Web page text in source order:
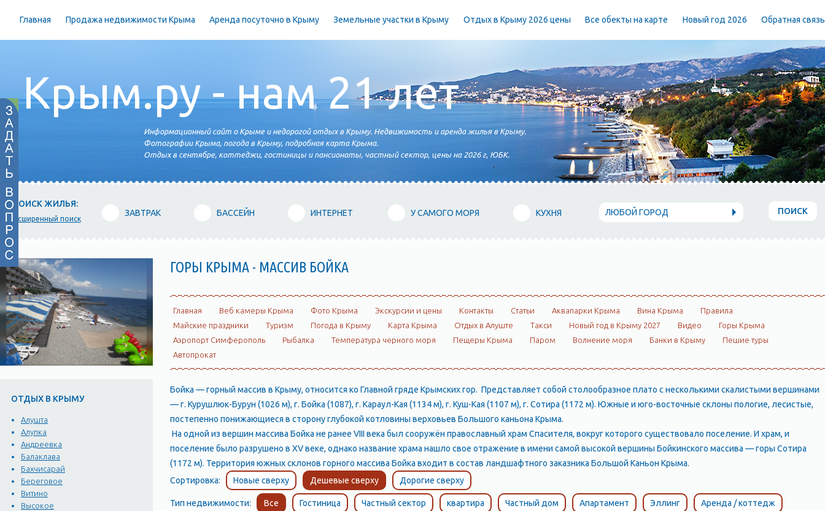
Главная Продажа недвижимости Крыма Аренда посуточно в Крыму Земельные участки в Крыму Отдых в Крыму 2026 цены Все обекты на карте Новый год 2026 Обратная связь
Крым.ру - нам 21 лет
Информационный сайт о Крыме и недорогой отдых в Крыму. Недвижимость и аренда жилья в Крыму.
Фотографии Крыма, погода в Крыму, подробная карта Крыма.
Отдых в сентябре, коттеджи, гостиницы и пансионаты, частный сектор, цены на 2026 г, ЮБК.
ПОИСК ЖИЛЬЯ:
расширенный поиск
ЗАВТРАК БАССЕЙН ИНТЕРНЕТ У САМОГО МОРЯ КУХНЯ ЛЮБОЙ ГОРОД ПОИСК
ОТДЫХ В КРЫМУ
Алушта
Алупка
Андреевка
Балаклава
Бахчисарай
Береговое
Витино
Высокое
ГОРЫ КРЫМА - МАССИВ БОЙКА
Главная Веб камеры Крыма Фото Крыма Экскурсии и цены Контакты Статьи Аквапарки Крыма Вина Крыма
Правила
Майские праздники
Туризм Погода в Крыму Карта Крыма Отдых в Алуште Такси Новый год в Крыму 2027 Видео
Горы Крыма
Аэропорт Симферополь
Рыбалка Температура черного моря Пещеры Крыма Паром Волнение моря Банки в Крыму
Пешие туры
Автопрокат
Бойка — горный массив в Крыму, относится ко Главной гряде Крымских гор. Представляет собой столообразное плато с несколькими скалистыми вершинами
— г. Курушлюк-Бурун (1026 м), г. Бойка (1087), г. Караул-Кая (1134 м), г. Куш-Кая (1107 м), г. Сотира (1172 м). Южные и юго-восточные склоны пологие, лесистые,
постепенно понижающиеся в сторону глубокой котловины верховьев Большого каньона Крыма.
На одной из вершин массива Бойка не ранее VIII века был сооружён православный храм Спасителя, вокруг которого существовало поселение. И храм, и
поселение было разрушено в XV веке, однако название храма нашло свое отражение в имени самой высокой вершины Бойкинского массива — горы Сотира
(1172 м). Территория южных склонов горного массива Бойка входит в состав ландшафтного заказника Большой Каньон Крыма.
Сортировка:
Новые сверху Дешевые сверху Дорогие сверху
Тип недвижимости: Все Гостиница Частный сектор квартира Частный дом Апартамент Эллинг Аренда / коттедж